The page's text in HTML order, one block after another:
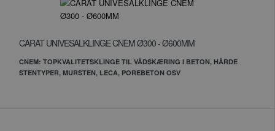
CARAT UNIVESALKLINGE CNEM Ø300 - Ø600MM
CNEM: TOPKVALITETSKLINGE TIL VÅDSKÆRING I BETON, HÅRDE
STENTYPER, MURSTEN, LECA, POREBETON OSV